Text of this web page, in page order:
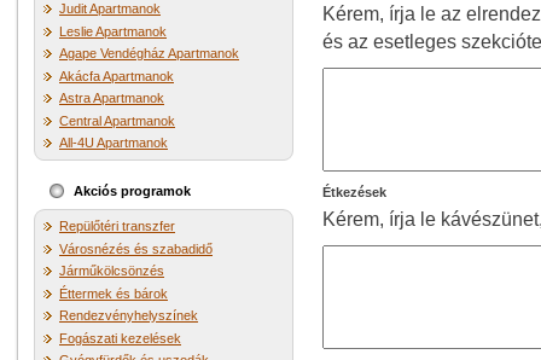
Judit Apartmanok
Leslie Apartmanok
Agape Vendégház Apartmanok
Akácfa Apartmanok
Astra Apartmanok
Central Apartmanok
All-4U Apartmanok
Akciós programok
Repülőtéri transzfer
Városnézés és szabadidő
Járműkölcsönzés
Éttermek és bárok
Rendezvényhelyszínek
Fogászati kezelések
Kérem, írja le az
és az esetleges
Étkezések
Kérem, írja le